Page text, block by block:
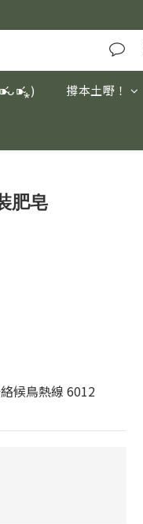
撐本土嘢！
肥皂
候鳥熱線 6012